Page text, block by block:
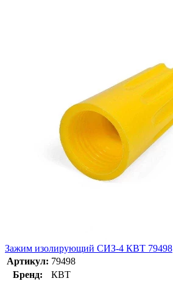
Зажим изолирующий СИЗ-4 КВТ 79498
Артикул: 79498
Бренд:
КВТ